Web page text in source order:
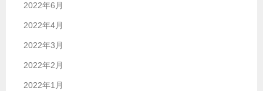
2022年6月
2022年4月
2022年3月
2022年2月
2022年1月